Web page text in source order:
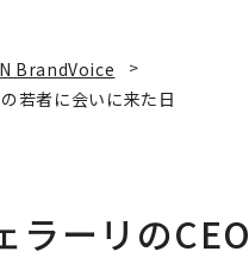
BrandVoice
若者に会いに来た日
ーリの